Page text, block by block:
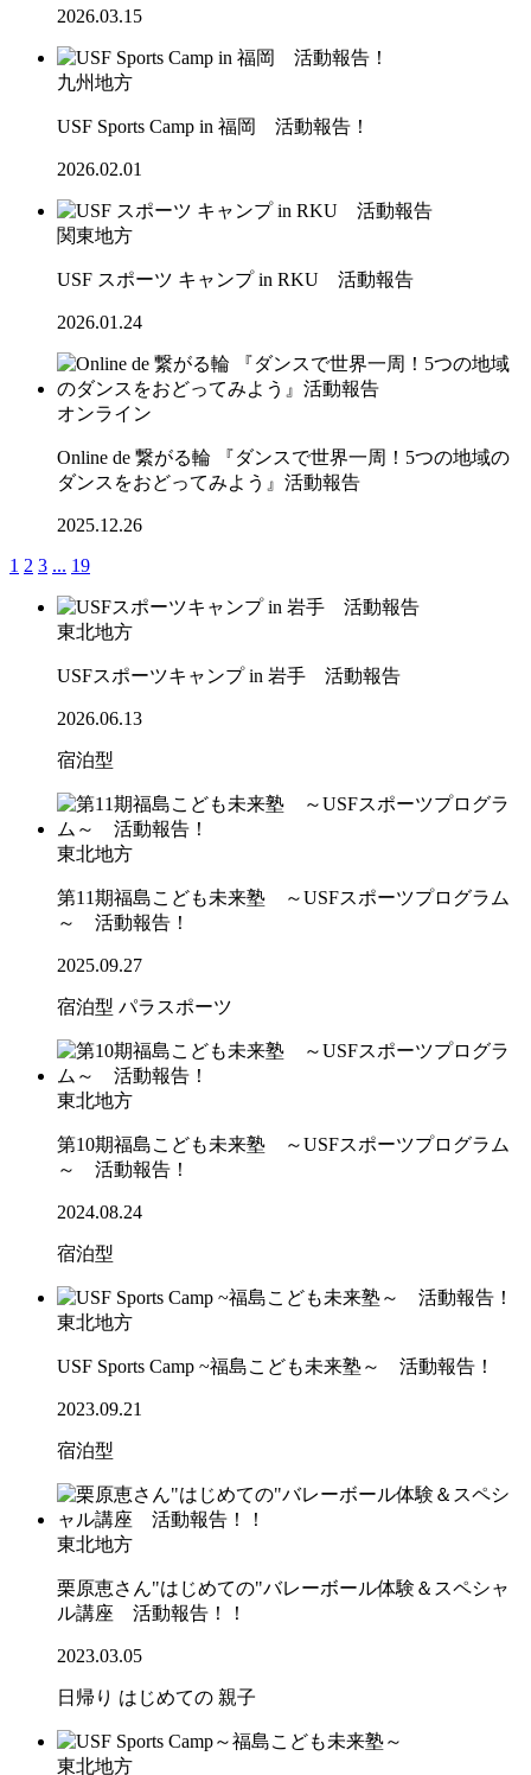
2026.03.15
九州地方
USF Sports Camp in 福岡 活動報告！
2026.02.01
関東地方
USF スポーツ キャンプ in RKU 活動報告
2026.01.24
オンライン
Online de 繋がる輪 『ダンスで世界一周！5つの地域の
ダンスをおどってみよう』活動報告
2025.12.26
1 2 3 ... 19
東北地方
USFスポーツキャンプ in 岩手 活動報告
2026.06.13
宿泊型
東北地方
第11期福島こども未来塾 ～USFスポーツプログラム
～ 活動報告！
2025.09.27
宿泊型 パラスポーツ
東北地方
第10期福島こども未来塾 ～USFスポーツプログラム
～ 活動報告！
2024.08.24
宿泊型
東北地方
USF Sports Camp ~福島こども未来塾～ 活動報告！
2023.09.21
宿泊型
東北地方
栗原恵さん"はじめての"バレーボール体験＆スペシャ
ル講座 活動報告！！
2023.03.05
日帰り はじめての 親子
東北地方